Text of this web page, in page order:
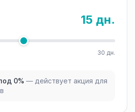
15 дн.
30 дн.
0% — действует акция для